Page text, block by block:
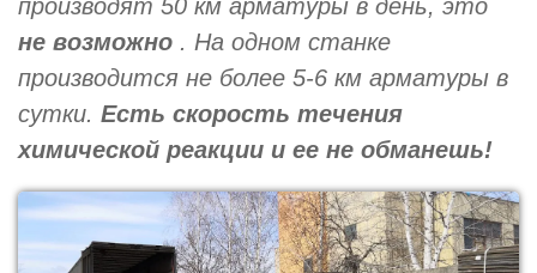
производят 50 км арматуры в день, это
не возможно . На одном станке
производится не более 5-6 км арматуры в
сутки. Есть скорость течения
химической реакции и ее не обманешь!